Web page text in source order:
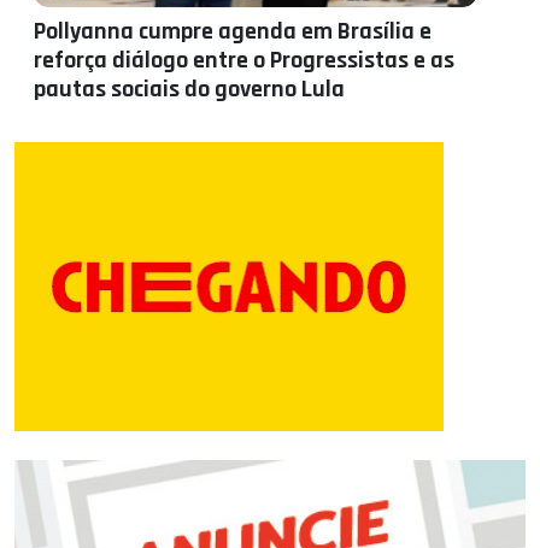
Pollyanna cumpre agenda em Brasília e
reforça diálogo entre o Progressistas e as
pautas sociais do governo Lula